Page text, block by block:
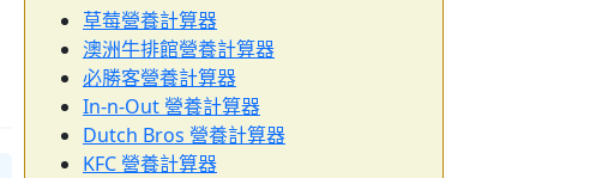
草莓營養計算器
澳洲牛排館營養計算器
必勝客營養計算器
In-n-Out 營養計算器
Dutch Bros 營養計算器
KFC 營養計算器